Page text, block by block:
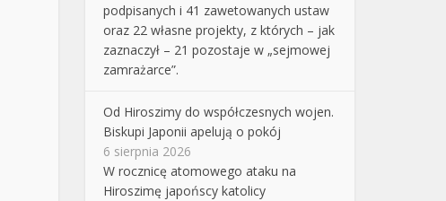
podpisanych i 41 zawetowanych ustaw
oraz 22 własne projekty, z których – jak
zaznaczył – 21 pozostaje w „sejmowej
zamrażarce”.
Od Hiroszimy do współczesnych wojen.
Biskupi Japonii apelują o pokój
6 sierpnia 2026
W rocznicę atomowego ataku na
Hiroszimę japońscy katolicy